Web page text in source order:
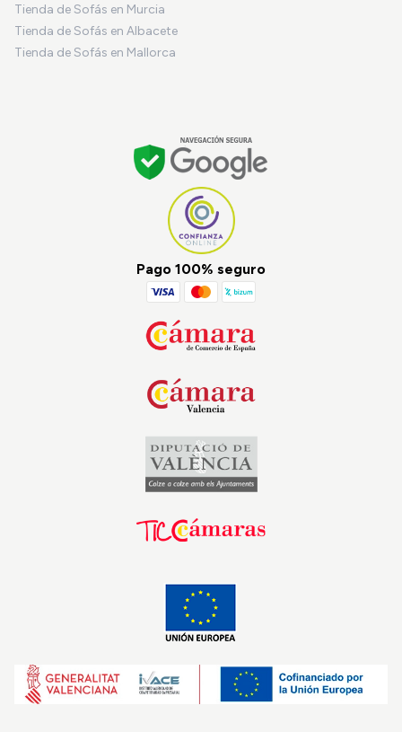
Tienda de Sofás en Murcia
Tienda de Sofás en Albacete
Tienda de Sofás en Mallorca
Pago 100% seguro